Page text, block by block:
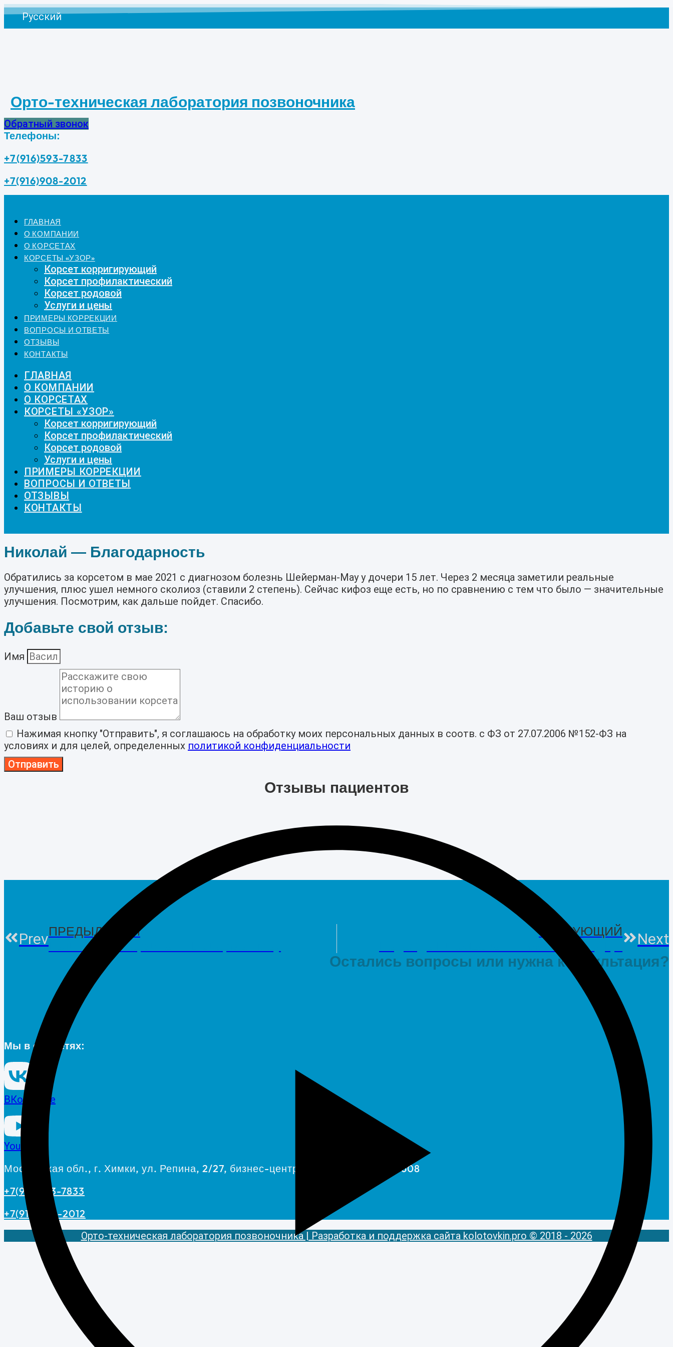
Перейти
Русский
Орто-техническая лаборатория позвоночника
Обратный звонок
Телефоны:
+7(916)593-7833
+7(916)908-2012
ГЛАВНАЯ
О КОМПАНИИ
О КОРСЕТАХ
КОРСЕТЫ «УЗОР»
Корсет корригирующий
Корсет профилактический
Корсет родовой
Услуги и цены
ПРИМЕРЫ КОРРЕКЦИИ
ВОПРОСЫ И ОТВЕТЫ
ОТЗЫВЫ
КОНТАКТЫ
ГЛАВНАЯ
О КОМПАНИИ
О КОРСЕТАХ
КОРСЕТЫ «УЗОР»
Корсет корригирующий
Корсет профилактический
Корсет родовой
Услуги и цены
ПРИМЕРЫ КОРРЕКЦИИ
ВОПРОСЫ И ОТВЕТЫ
ОТЗЫВЫ
КОНТАКТЫ
Николай — Благодарность
Обратились за корсетом в мае 2021 с диагнозом болезнь Шейерман-Мау у дочери 15 лет. Через 2 месяца заметили реальные
улучшения, плюс ушел немного сколиоз (ставили 2 степень). Сейчас кифоз еще есть, но по сравнению с тем что было — значительные
улучшения. Посмотрим, как дальше пойдет. Спасибо.
Добавьте свой отзыв:
Имя
Ваш отзыв
Нажимая кнопку "Отправить", я соглашаюсь на обработку моих персональных данных в соотв. с ФЗ от 27.07.2006 №152-ФЗ на
условиях и для целей, определенных политикой конфиденциальности
Отправить
Отзывы пациентов
PrevПРЕДЫДУЩИЙ
Галина Переверзина — Шойерман-Мау
СЛЕДУЮЩИЙ
Надежда Николаева — Помощь при ДЦП
Next
Остались вопросы или нужна консультация?
Мы в соц.сетях:
ВКонтакте
YouTube
Московская обл., г. Химки, ул. Репина, 2/27, бизнес-центр «Nord Plaza», офис 608
+7(916)593-7833
+7(916)908-2012
Орто-техническая лаборатория позвоночника | Разработка и поддержка сайта kolotovkin.pro © 2018 - 2026